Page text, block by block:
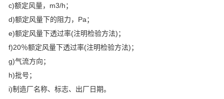
c)额定风量，m3/h；
d)额定风量下的阻力，Pa；
e)额定风量下透过率(注明检验方法)；
f)20％额定风量下透过率(注明检验方法)；
g)气流方向；
h)批号；
i)制造厂名称、标志、出厂日期。